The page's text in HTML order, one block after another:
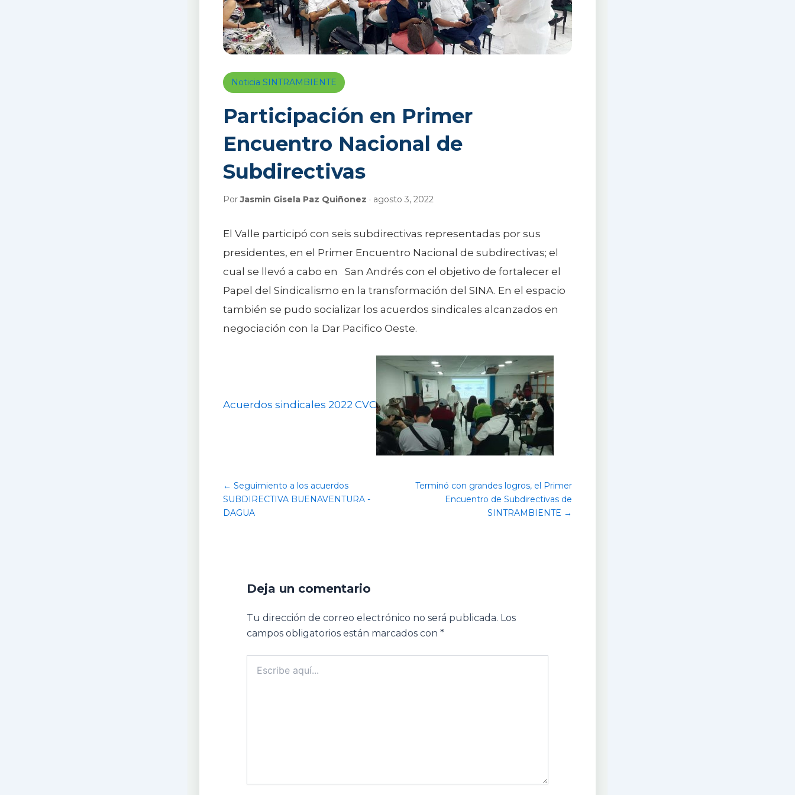
Noticia SINTRAMBIENTE
Participación en Primer
Encuentro Nacional de
Subdirectivas
PorJasmin Gisela Paz Quiñonez · agosto 3, 2022
El Valle participó con seis subdirectivas representadas por sus
presidentes, en el Primer Encuentro Nacional de subdirectivas; el
cual se llevó a cabo en San Andrés con el objetivo de fortalecer el
Papel del Sindicalismo en la transformación del SINA. En el espacio
también se pudo socializar los acuerdos sindicales alcanzados en
negociación con la Dar Pacifico Oeste.
Acuerdos sindicales 2022 CVC
← Seguimiento a los acuerdos
SUBDIRECTIVA BUENAVENTURA -
DAGUA
Terminó con grandes logros, el Primer
Encuentro de Subdirectivas de
SINTRAMBIENTE →
Deja un comentario
Tu dirección de correo electrónico no será publicada. Los
campos obligatorios están marcados con *
aquí...